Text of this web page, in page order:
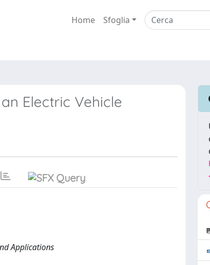
Home Sfoglia
Electric Vehicle
Applications